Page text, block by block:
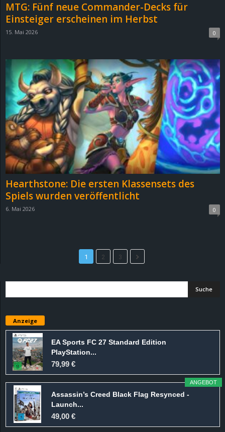
MTG: Fünf neue Commander-Decks für
Einsteiger erscheinen im Herbst
15. Mai 2026 0
Hearthstone: Die ersten Klassensets des
Spiels wurden veröffentlicht
6. Mai 2026 0
1 2 3
Anzeige
EA Sports FC 27 Standard Edition
PlayStation...
79,99 €
ANGEBOT
Assassin’s Creed Black Flag Resynced -
Launch...
49,00 €